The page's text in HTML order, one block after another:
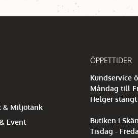
& Miljötänk
Event
ÖPPETTIDER
Kundservice
Måndag till
Helger stängt
Butiken i
Tisdag -